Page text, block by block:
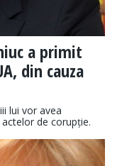
a primit
din cauza
lui vor avea
de corupție.